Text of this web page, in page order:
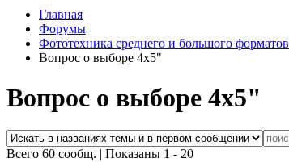
Главная
Форумы
Фототехника среднего и большого форматов
Вопрос о выборе 4х5"
Вопрос о выборе 4х5"
Всего 60 сообщ. | Показаны 1 - 20